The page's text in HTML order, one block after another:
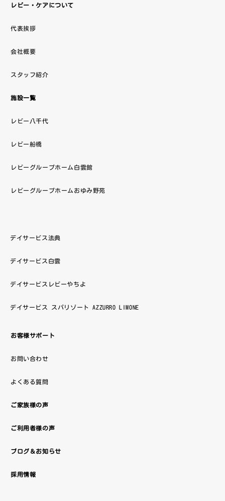
レビー・ケアについて
代表挨拶
会社概要
スタッフ紹介
施設一覧
レビー八千代
レビー船橋
レビーグループホーム白雲館
レビーグループホームおゆみ野苑
デイサービス法典
デイサービス白雲
デイサービスレビーやちよ
デイサービス スパリゾート AZZURRO LIMONE
お客様サポート
お問い合わせ
よくある質問
ご家族様の声
ご利用者様の声
ブログ＆お知らせ
採用情報